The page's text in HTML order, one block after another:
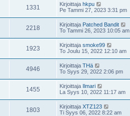
1331 Kirjoittaja hkpu
Pe Tammi 27, 2023 3:31 pm
2218 Kirjoittaja Patched Bandit
To Tammi 26, 2023 10:05 am
1923 Kirjoittaja smoke99
To Joulu 15, 2022 12:10 am
4946 Kirjoittaja THä
To Syys 29, 2022 2:06 pm
1455 Kirjoittaja Ilmari
La Syys 10, 2022 11:17 am
1803 Kirjoittaja XTZ123
Ti Syys 06, 2022 8:22 am